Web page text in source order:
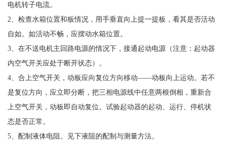
电机转子电流。
2、检查水箱位置和板情况，用手垂直向上提一提板，看其是否活动
自如。如活动不畅，应摆动水箱位置。
3、在不送电机主回路电源的情况下，接通起动电源（注意：起动器
内空气开关应处于断开状态）。
4、合上空气开关，动板应向复位方向移动——动板向上运动。若不
是复位方向，应立即分断，把三相电源线中任意两根倒相，重新合
上空气开关，动板即自动复位。试验起动器的起动、运行、停机状
态是否正常。
5、配制液体电阻。见下液阻的配制与测量方法。